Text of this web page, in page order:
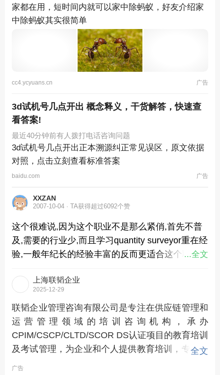
家都在用，短时间内就可以家中除蚂蚁，好友介绍家
中除蚂蚁其实很简单
cc4.ycyuans.cn 广告
3d试机号几点开出 概念释义，干货解答，快速查
看答案!
最近40分钟前有人拨打电话咨询问题
3d试机号几点开出正本溯源纠正常见误区，原文依据
对照，点击立刻查看标准答案
baidu.com 广告
XXZAN
2007-10-04 TA获得超过6092个赞
这个很难说,因为这个职业不是那么紧俏,首先不普
及,需要的行业少,而且学习quantity surveyor重在经
验,一般年纪长的经验丰富的反而更适合这个职业,
到老都不断的需要人,工作也更容易找.
...全文
上海联韬企业
2025-12-29
联韬企业管理咨询有限公司是专注在供应链管理和
运营管理领域的培训咨询机构，承办
CPIM/CSCP/CLTD/SCOR DS认证项目的教育培训
及考试管理，为企业和个人提供教育培训，专业认
证考试和咨询指导服务。帮助企业实施和改进管理
全文
广告